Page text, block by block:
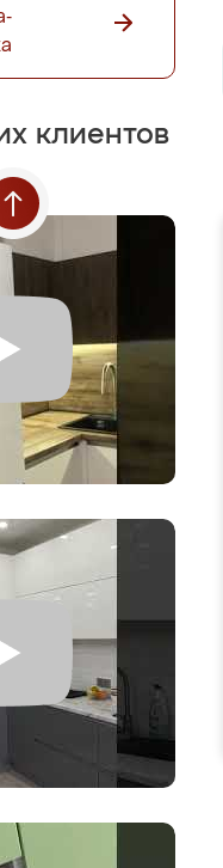
клиентов